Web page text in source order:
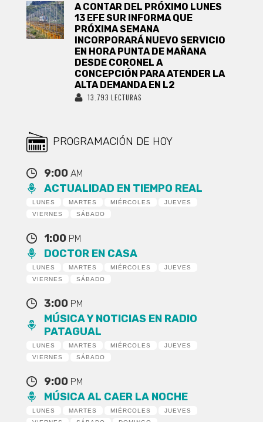
A CONTAR DEL PRÓXIMO LUNES
13 EFE SUR INFORMA QUE
PRÓXIMA SEMANA
INCORPORARÁ NUEVO SERVICIO
EN HORA PUNTA DE MAÑANA
DESDE CORONEL A
CONCEPCIÓN PARA ATENDER LA
ALTA DEMANDA EN L2
13.793 LECTURAS
PROGRAMACIÓN DE HOY
9:00 AM
ACTUALIDAD EN TIEMPO REAL
LUNES MARTES MIÉRCOLES
JUEVES
VIERNES
SÁBADO
1:00 PM
DOCTOR EN CASA
LUNES MARTES MIÉRCOLES
JUEVES
VIERNES
SÁBADO
3:00 PM
MÚSICA Y NOTICIAS EN RADIO
PATAGUAL
LUNES MARTES MIÉRCOLES
JUEVES
VIERNES
SÁBADO
9:00 PM
MÚSICA AL CAER LA NOCHE
LUNES MARTES MIÉRCOLES
JUEVES